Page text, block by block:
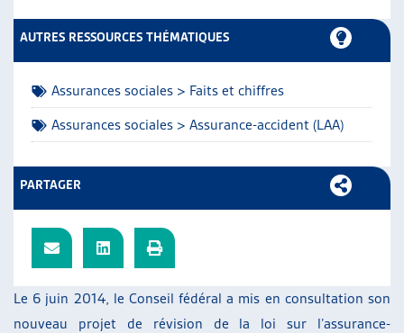
Le 6 juin 2014, le Conseil fédéral a mis en consultation son
nouveau projet de révision de la loi sur l’assurance-
AUTRES RESSOURCES THÉMATIQUES
Assurances sociales > Faits et chiffres
Assurances sociales > Assurance-accident (LAA)
PARTAGER